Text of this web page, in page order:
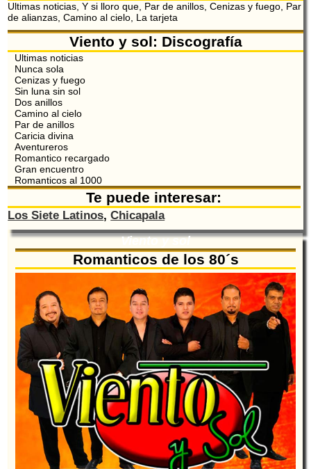
Ultimas noticias, Y si lloro que, Par de anillos, Cenizas y fuego, Par
de alianzas, Camino al cielo, La tarjeta
Viento y sol: Discografía
Ultimas noticias
Nunca sola
Cenizas y fuego
Sin luna sin sol
Dos anillos
Camino al cielo
Par de anillos
Caricia divina
Aventureros
Romantico recargado
Gran encuentro
Romanticos al 1000
Te puede interesar:
Los Siete Latinos,Chicapala
Viento y sol
Romanticos de los 80´s